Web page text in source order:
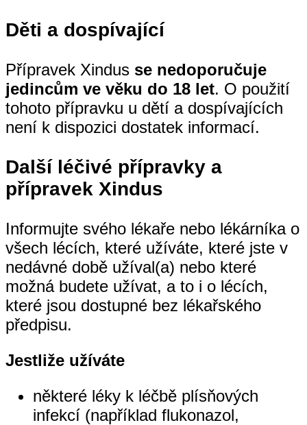
Děti a dospívající
Přípravek Xindus se nedoporučuje
jedincům ve věku do 18 let. O použití
tohoto přípravku u dětí a dospívajících
není k dispozici dostatek informací.
Další léčivé přípravky a
přípravek Xindus
Informujte svého lékaře nebo lékárníka o
všech lécích, které užíváte, které jste v
nedávné době užíval(a) nebo které
možná budete užívat, a to i o lécích,
které jsou dostupné bez lékařského
předpisu.
Jestliže užíváte
některé léky k léčbě plísňových
infekcí (například flukonazol,